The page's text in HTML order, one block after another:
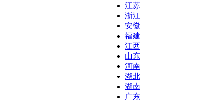
江苏
浙江
安徽
福建
江西
山东
河南
湖北
湖南
广东